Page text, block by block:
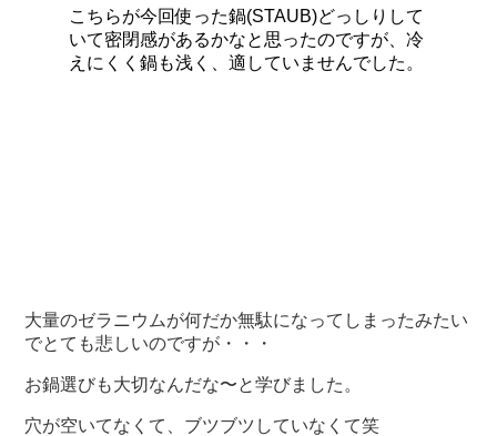
こちらが今回使った鍋(STAUB)どっしりして
いて密閉感があるかなと思ったのですが、冷
えにくく鍋も浅く、適していませんでした。
大量のゼラニウムが何だか無駄になってしまったみたい
でとても悲しいのですが・・・
お鍋選びも大切なんだな〜と学びました。
穴が空いてなくて、ブツブツしていなくて笑